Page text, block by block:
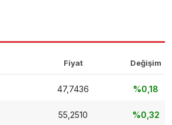
Fiyat Değişim
47,7436 %0,18
55,2510 %0,32